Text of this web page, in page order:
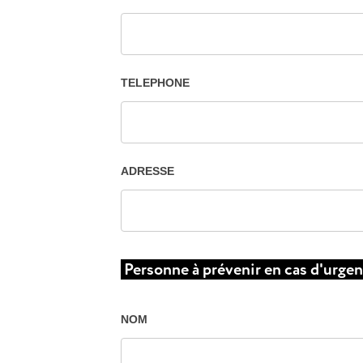
TELEPHONE
ADRESSE
Personne à prévenir en cas
NOM